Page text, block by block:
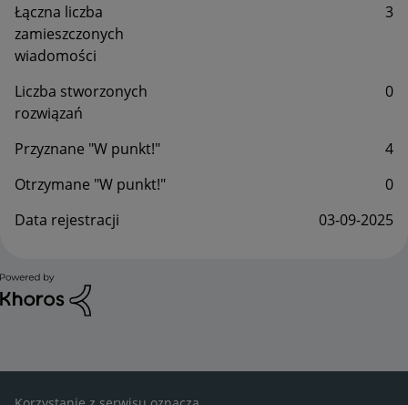
Łączna liczba
zamieszczonych
wiadomości
3
Liczba stworzonych
rozwiązań
0
Przyznane "W punkt!"
4
Otrzymane "W punkt!"
0
Data rejestracji
‎03-09-2025